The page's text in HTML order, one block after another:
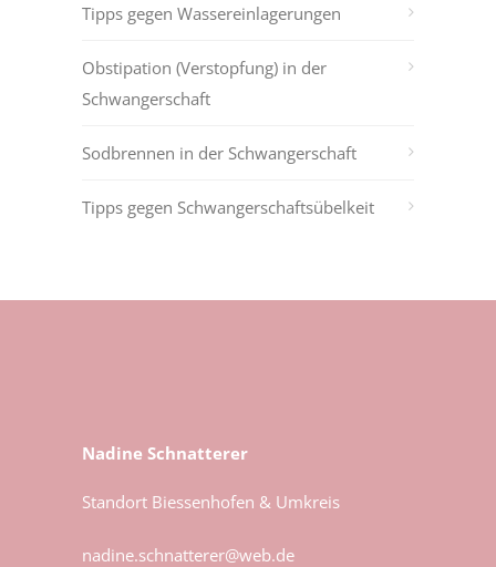
Tipps gegen Wassereinlagerungen
Obstipation (Verstopfung) in der
Schwangerschaft
Sodbrennen in der Schwangerschaft
Tipps gegen Schwangerschaftsübelkeit
Nadine Schnatterer
Standort Biessenhofen & Umkreis
nadine.schnatterer@web.de